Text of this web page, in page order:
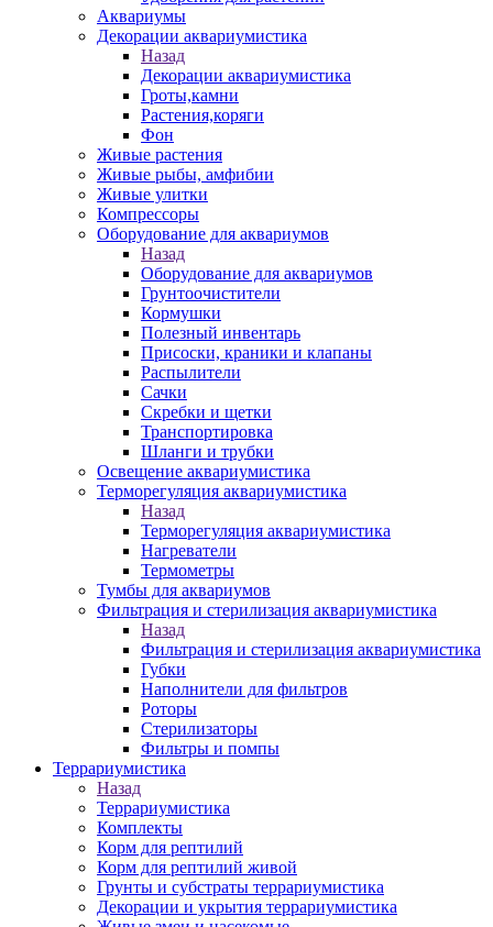
Аквариумы
Декорации аквариумистика
Назад
Декорации аквариумистика
Гроты,камни
Растения,коряги
Фон
Живые растения
Живые рыбы, амфибии
Живые улитки
Компрессоры
Оборудование для аквариумов
Назад
Оборудование для аквариумов
Грунтоочистители
Кормушки
Полезный инвентарь
Присоски, краники и клапаны
Распылители
Сачки
Скребки и щетки
Транспортировка
Шланги и трубки
Освещение аквариумистика
Терморегуляция аквариумистика
Назад
Терморегуляция аквариумистика
Нагреватели
Термометры
Тумбы для аквариумов
Фильтрация и стерилизация аквариумистика
Назад
Фильтрация и стерилизация аквариумистика
Губки
Наполнители для фильтров
Роторы
Стерилизаторы
Фильтры и помпы
Террариумистика
Назад
Террариумистика
Комплекты
Корм для рептилий
Корм для рептилий живой
Грунты и субстраты террариумистика
Декорации и укрытия террариумистика